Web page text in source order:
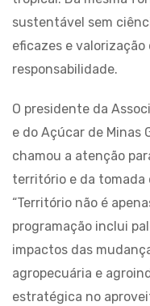
sustentável sem
eficazes e
responsabilidade.
O presidente da
e do Açúcar de Minas
chamou a atenção
território e da tomada
“Território não é
programação inclui
impactos das
agropecuária e
estratégica no